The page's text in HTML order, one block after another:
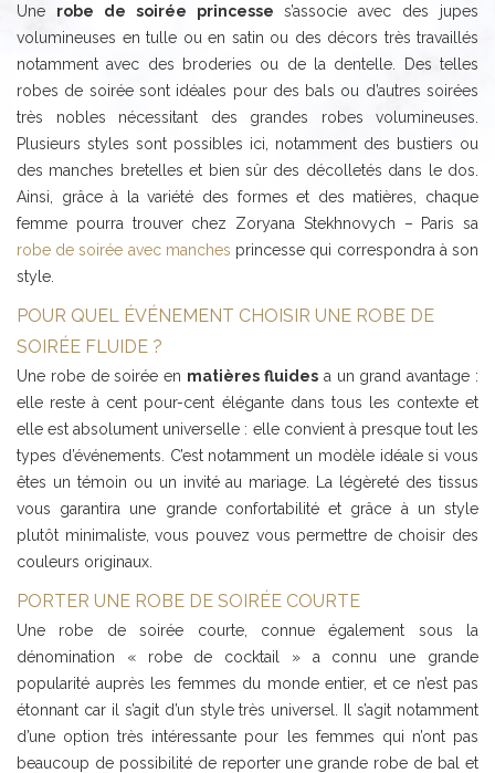
Une robe de soirée princesse s’associe avec des jupes
volumineuses en tulle ou en satin ou des décors très travaillés
notamment avec des broderies ou de la dentelle. Des telles
robes de soirée sont idéales pour des bals ou d’autres soirées
très nobles nécessitant des grandes robes volumineuses.
Plusieurs styles sont possibles ici, notamment des bustiers ou
des manches bretelles et bien sûr des décolletés dans le dos.
Ainsi, grâce à la variété des formes et des matières, chaque
femme pourra trouver chez Zoryana Stekhnovych – Paris sa
robe de soirée avec manches princesse qui correspondra à son
style.
POUR QUEL ÉVÉNEMENT CHOISIR UNE ROBE DE
SOIRÉE FLUIDE ?
Une robe de soirée en matières fluidesa un grand avantage :
elle reste à cent pour-cent élégante dans tous les contexte et
elle est absolument universelle : elle convient à presque tout les
types d’événements. C’est notamment un modèle idéale si vous
êtes un témoin ou un invité au mariage. La légèreté des tissus
vous garantira une grande confortabilité et grâce à un style
plutôt minimaliste, vous pouvez vous permettre de choisir des
couleurs originaux.
PORTER UNE ROBE DE SOIRÉE COURTE
Une robe de soirée courte, connue également sous la
dénomination « robe de cocktail » a connu une grande
popularité auprès les femmes du monde entier, et ce n’est pas
étonnant car il s’agit d’un style très universel. Il s’agit notamment
d’une option très intéressante pour les femmes qui n’ont pas
beaucoup de possibilité de reporter une grande robe de bal et